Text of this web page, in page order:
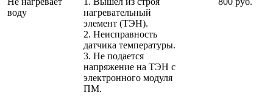
воду
нагревательный
элемент (ТЭН).
2. Неисправность
датчика температуры.
3. Не подается
напряжение на ТЭН с
электронного модуля
ПМ.